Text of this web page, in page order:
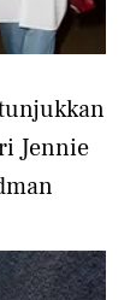
Jennie